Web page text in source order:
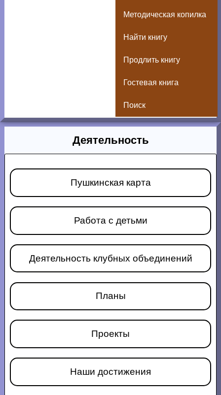
Методическая копилка
Найти книгу
Продлить книгу
Гостевая книга
Поиск
Деятельность
Пушкинская карта
Работа с детьми
Деятельность клубных объединений
Планы
Проекты
Наши достижения